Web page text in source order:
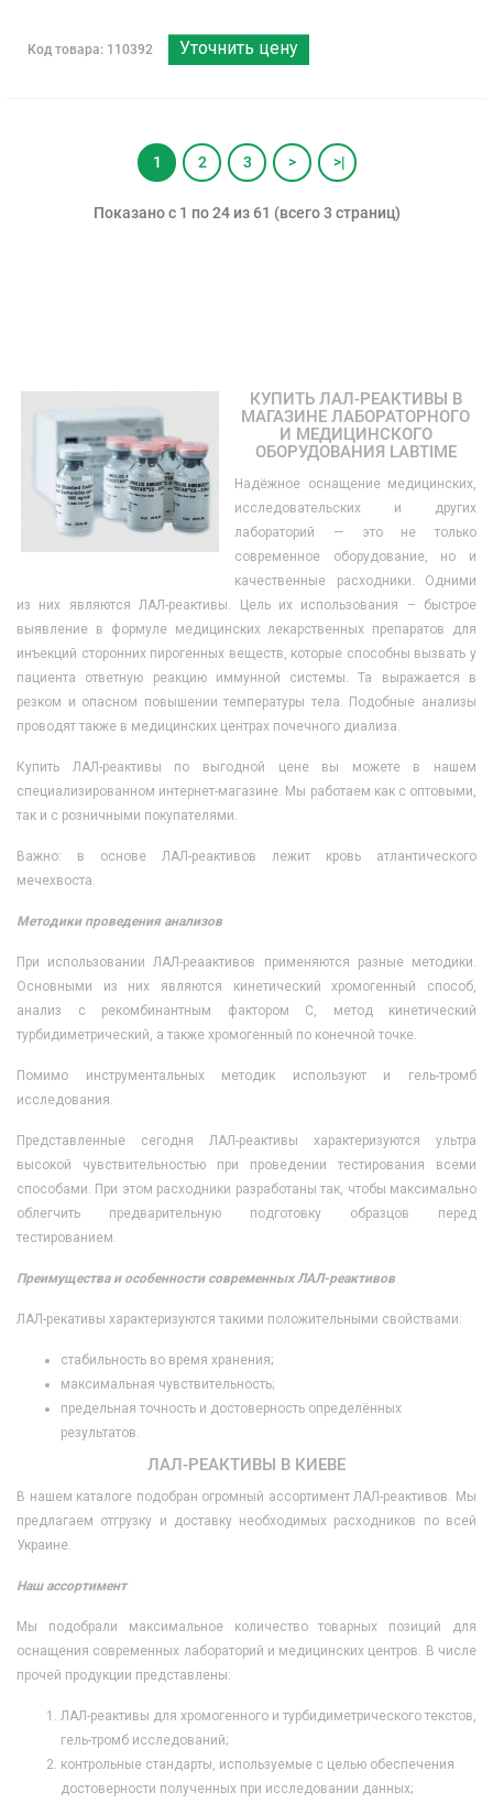
Код товара: 110392 Уточнить цену
1 2 3 > >|
Показано с 1 по 24 из 61 (всего 3 страниц)
КУПИТЬ ЛАЛ-РЕАКТИВЫ В
МАГАЗИНЕ ЛАБОРАТОРНОГО
И МЕДИЦИНСКОГО
ОБОРУДОВАНИЯ LABTIME
Надёжное оснащение медицинских,
исследовательских и других
лабораторий — это не только
современное оборудование, но и
качественные расходники. Одними
из них являются ЛАЛ-реактивы. Цель их использования – быстрое
выявление в формуле медицинских лекарственных препаратов для
инъекций сторонних пирогенных веществ, которые способны вызвать у
пациента ответную реакцию иммунной системы. Та выражается в
резком и опасном повышении температуры тела. Подобные анализы
проводят также в медицинских центрах почечного диализа.
Купить ЛАЛ-реактивы по выгодной цене вы можете в нашем
специализированном интернет-магазине. Мы работаем как с оптовыми,
так и с розничными покупателями.
Важно: в основе ЛАЛ-реактивов лежит кровь атлантического
мечехвоста.
Методики проведения анализов
При использовании ЛАЛ-реаактивов применяются разные методики.
Основными из них являются кинетический хромогенный способ,
анализ с рекомбинантным фактором С, метод кинетический
турбидиметрический, а также хромогенный по конечной точке.
Помимо инструментальных методик используют и гель-тромб
исследования.
Представленные сегодня ЛАЛ-реактивы характеризуются ультра
высокой чувствительностью при проведении тестирования всеми
способами. При этом расходники разработаны так, чтобы максимально
облегчить предварительную подготовку образцов перед
тестированием.
Преимущества и особенности современных ЛАЛ-реактивов
ЛАЛ-рекативы характеризуются такими положительными свойствами:
стабильность во время хранения;
максимальная чувствительность;
предельная точность и достоверность определённых
результатов.
ЛАЛ-РЕАКТИВЫ В КИЕВЕ
В нашем каталоге подобран огромный ассортимент ЛАЛ-реактивов. Мы
предлагаем отгрузку и доставку необходимых расходников по всей
Украине.
Наш ассортимент
Мы подобрали максимальное количество товарных позиций для
оснащения современных лабораторий и медицинских центров. В числе
прочей продукции представлены:
ЛАЛ-реактивы для хромогенного и турбидиметрического текстов,
гель-тромб исследований;
контрольные стандарты, используемые с целью обеспечения
достоверности полученных при исследовании данных;